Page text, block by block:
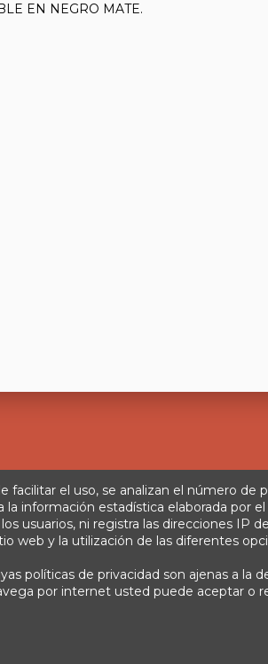
EN NEGRO MATE.
Aviso legal Política de privacidad
Corvera (Murcia) 638 28 57 85
el uso, se analizan el número
información estadística elaborada por
usuarios, ni registra las direcciones IP
web y la utilización de las diferentes
políticas de privacidad son ajenas a la
por internet usted puede aceptar